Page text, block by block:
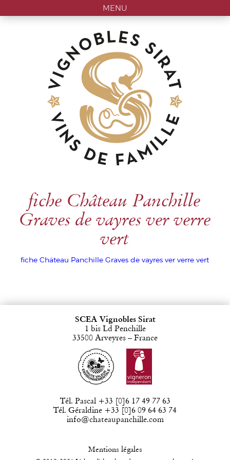
MENU
fiche Château Panchille
Graves de vayres ver verre
vert
fiche Château Panchille Graves de vayres ver verre vert
SCEA Vignobles Sirat
1 bis Ld Penchille
33500 Arveyres – France
Tél. Pascal +33 [0]6 17 49 77 63
Tél. Géraldine +33 [0]6 09 64 63 74
info@chateaupanchille.com
Mentions légales